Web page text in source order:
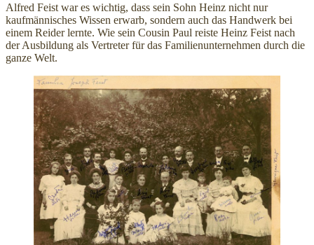
Alfred Feist war es wichtig, dass sein Sohn Heinz nicht nur
kaufmännisches Wissen erwarb, sondern auch das Handwerk bei
einem Reider lernte. Wie sein Cousin Paul reiste Heinz Feist nach
der Ausbildung als Vertreter für das Familienunternehmen durch die
ganze Welt.